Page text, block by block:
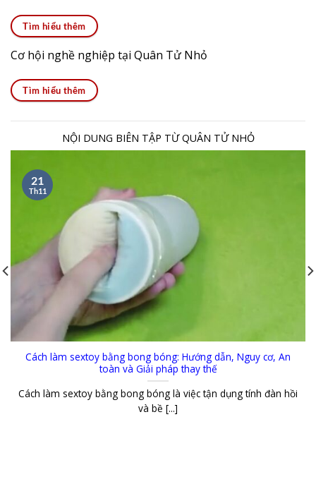
Tìm hiểu thêm
Cơ hội nghề nghiệp tại Quân Tử Nhỏ
Tìm hiểu thêm
NỘI DUNG BIÊN TẬP TỪ QUÂN TỬ NHỎ
Cách làm sextoy bằng bong bóng: Hướng dẫn, Nguy cơ, An
toàn và Giải pháp thay thế
Cách làm sextoy bằng bong bóng là việc tận dụng tính đàn hồi
và bề [...]
21
Th11